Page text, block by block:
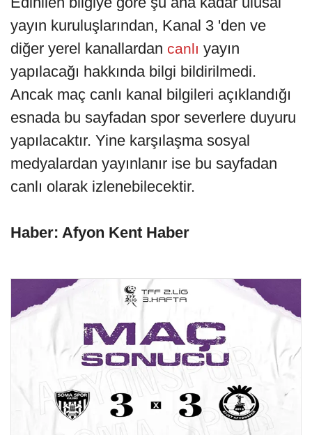
yayın kuruluşlarından, Kanal 3 'den ve
diğer yerel kanallardan canlı yayın
yapılacağı hakkında bilgi bildirilmedi.
Ancak maç canlı kanal bilgileri açıklandığı
esnada bu sayfadan spor severlere duyuru
yapılacaktır. Yine karşılaşma sosyal
medyalardan yayınlanır ise bu sayfadan
canlı olarak izlenebilecektir.
Haber: Afyon Kent Haber